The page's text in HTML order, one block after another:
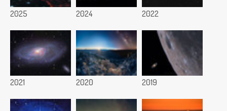
2025 2024 2022
2021 2020 2019